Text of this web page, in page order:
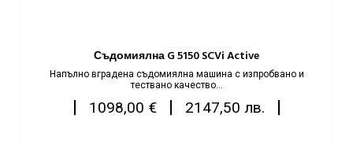
Съдомиялна G 5150 SCVi Active
Напълно вграденa съдомиялнa машинa с изпробвано и
тествано качество...
Цена
1098,00 €| 2147,50 лв.